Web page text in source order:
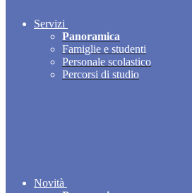
Servizi
Panoramica
Famiglie e studenti
Personale scolastico
Percorsi di studio
Novità